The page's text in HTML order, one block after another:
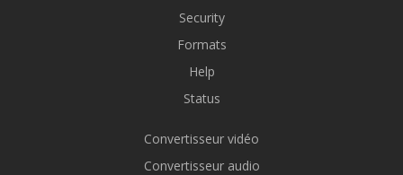
Security
Formats
Help
Status
Convertisseur vidéo
Convertisseur audio